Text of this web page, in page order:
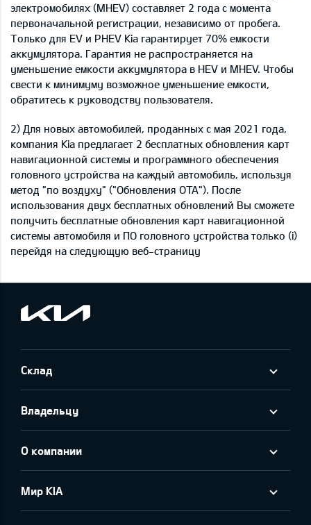
электромобилях (MHEV) составляет 2 года с момента
первоначальной регистрации, независимо от пробега.
Только для EV и PHEV Kia гарантирует 70% емкости
аккумулятора. Гарантия не распространяется на
уменьшение емкости аккумулятора в HEV и MHEV. Чтобы
свести к минимуму возможное уменьшение емкости,
обратитесь к руководству пользователя.
2) Для новых автомобилей, проданных с мая 2021 года,
компания Kia предлагает 2 бесплатных обновления карт
навигационной системы и программного обеспечения
головного устройства на каждый автомобиль, используя
метод "по воздуху" ("Обновления OTA"). После
использования двух бесплатных обновлений Вы сможете
получить бесплатные обновления карт навигационной
системы автомобиля и ПО головного устройства только (i)
перейдя на следующую веб-страницу
Склад
Владельцу
О компании
Мир KIA